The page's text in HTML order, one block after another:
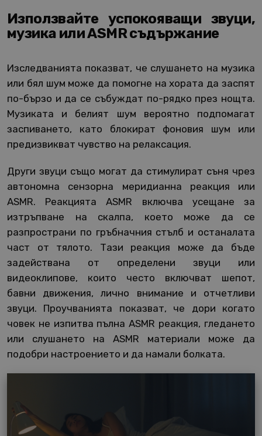
Използвайте успокояващи звуци,
музика или ASMR съдържание
Изследванията показват, че слушането на музика
или бял шум може да помогне на хората да заспят
по-бързо и да се събуждат по-рядко през нощта.
Музиката и белият шум вероятно подпомагат
заспиването, като блокират фоновия шум или
предизвикват чувство на релаксация.
Други звуци също могат да стимулират съня чрез
автономна сензорна меридианна реакция или
ASMR. Реакцията ASMR включва усещане за
изтръпване на скалпа, което може да се
разпространи по гръбначния стълб и останалата
част от тялото. Тази реакция може да бъде
задействана от определени звуци или
видеоклипове, които често включват шепот,
бавни движения, лично внимание и отчетливи
звуци. Проучванията показват, че дори когато
човек не изпитва пълна ASMR реакция, гледането
или слушането на ASMR материали може да
подобри настроението и да намали болката.